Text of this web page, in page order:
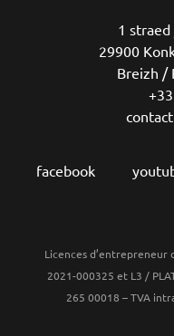
1
29900
Breizh /
facebook
Licences d’entrepreneur
2021-000325 et L3 /
265 00018 – TVA